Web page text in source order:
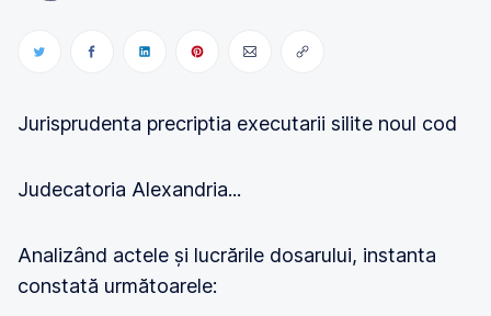
Jurisprudenta precriptia executarii silite noul cod
Judecatoria Alexandria...
Analizând actele și lucrările dosarului, instanta
constată următoarele: